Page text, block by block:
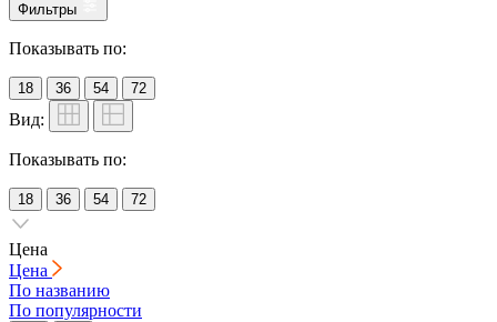
Фильтры
Показывать по:
18 36 54 72
Вид:
Показывать по:
18 36 54 72
Цена
Цена
По названию
По популярности